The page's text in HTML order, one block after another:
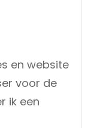
en website
voor de
ik een